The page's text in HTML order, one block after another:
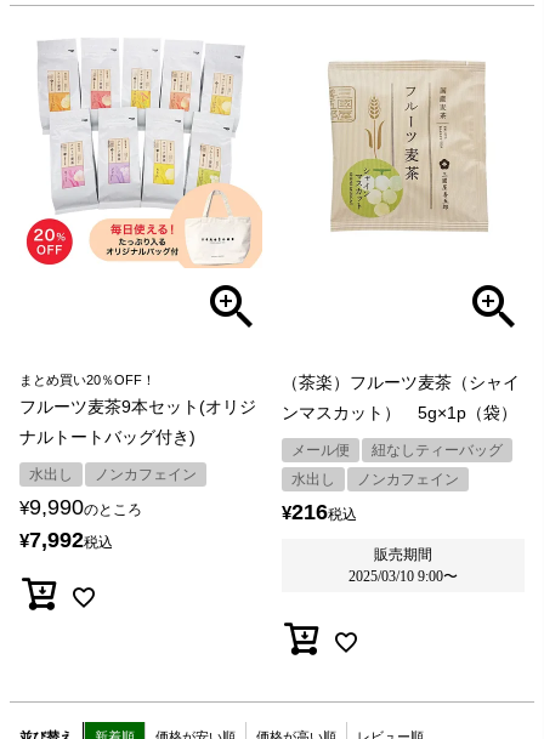
まとめ買い20％OFF！
フルーツ麦茶9本セット(オリジ
ナルトートバッグ付き)
水出し ノンカフェイン
¥9,990のところ
¥7,992税込
（茶楽）フルーツ麦茶（シャイ
ンマスカット） 5g×1p（袋）
メール便
紐なしティーバッグ
水出し
ノンカフェイン
¥216税込
販売期間
2025/03/10 9:00〜